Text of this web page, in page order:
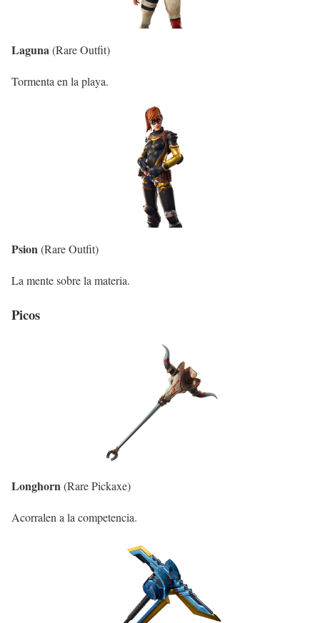
Laguna(Rare Outfit)
Tormenta en la playa.
Psion(Rare Outfit)
La mente sobre la materia.
Picos
Longhorn(Rare Pickaxe)
Acorralen a la competencia.